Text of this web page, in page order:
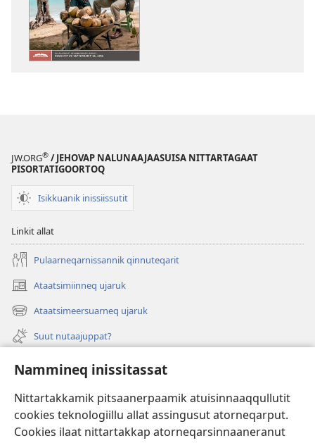
Nammineq inissitassat
Nittartakkamik pitsaanerpaamik atuisinnaaqqullutit
cookies teknologiillu allat assingusut atorneqarput.
Cookies ilaat nittartakkap atorneqarsinnaaneranut
JW.ORG® / JEHOVAP NALUNAAJAASUISA NITTARTAGAAT
PISORTATIGOORTOQ
Isikkuanik inissiissutit
Linkit allat
Pulaarneqarnissannik qinnuteqarit
Ataatsimiinneq ujaruk
(opens
new
window)
Ataatsimeersuarneq ujaruk
(opens
new
window)
Suut nutaajuppat?
Isiginnaagassiat
Tunissuteqarneq
(opens